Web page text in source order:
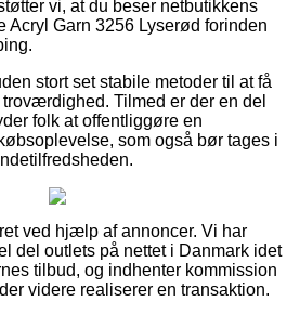
vi, at du beser netbutikkens
Acryl Garn 3256 Lyserød forinden
stort set stabile metoder til at få
Tilmed er der en del
folk at offentliggøre en
som også bør tages i
ved hjælp af annoncer. Vi har
del outlets på nettet i Danmark idet
tilbud, og indhenter kommission
videre realiserer en transaktion.